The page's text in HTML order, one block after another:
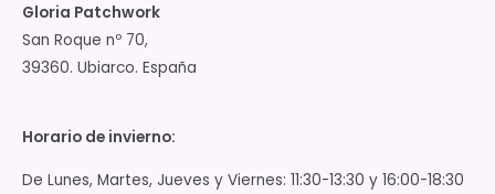
Gloria Patchwork
San Roque nº 70,
39360. Ubiarco. España
Horario de invierno:
De Lunes, Martes, Jueves y Viernes: 11:30-13:30 y 16:00-18:30